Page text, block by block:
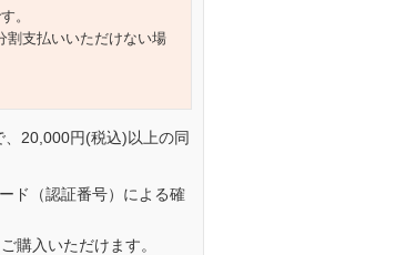
。
割支払いいただけない場
、20,000円(税込)以上の同
ド（認証番号）による確
購入いただけます。